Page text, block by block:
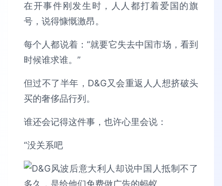
在开事件刚发生时，人人都打着爱国的旗
号，说得慷慨激昂。
每个人都说着：“就要它失去中国市场，看到
时候谁求谁。”
但过不了半年，D&G又会重返人人想挤破头
买的奢侈品行列。
谁还会记得这件事，也许心里会说：
“没关系吧